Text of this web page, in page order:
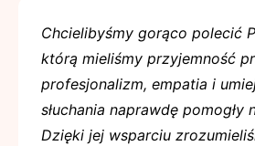
Chcielibyśmy gorąco polecić
którą mieliśmy przyjemność
profesjonalizm, empatia i
słuchania naprawdę pomogły
Dzięki jej wsparciu